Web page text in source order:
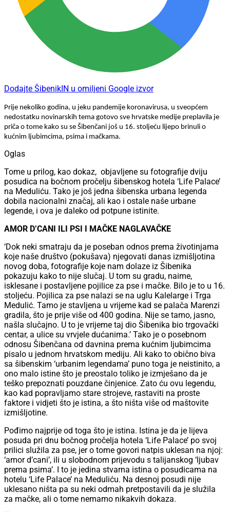
Dodajte ŠibenikIN u omiljeni Google izvor
Prije nekoliko godina, u jeku pandemije koronavirusa, u sveopćem
nedostatku novinarskih tema gotovo sve hrvatske medije preplavila je
priča o tome kako su se Šibenčani još u 16. stoljeću lijepo brinuli o
kućnim ljubimcima, psima i mačkama.
Oglas
Tome u prilog, kao dokaz, objavljene su fotografije dviju
posudica na bočnom pročelju šibenskog hotela ‘Life Palace’
na Meduliću. Tako je još jedna šibenska urbana legenda
dobila nacionalni značaj, ali kao i ostale naše urbane
legende, i ova je daleko od potpune istinite.
AMOR D’CANI ILI PSI I MAČKE NAGLAVAČKE
‘Dok neki smatraju da je poseban odnos prema životinjama
koje naše društvo (pokušava) njegovati danas izmišljotina
novog doba, fotografije koje nam dolaze iz Šibenika
pokazuju kako to nije slučaj. U tom su gradu, naime,
isklesane i postavljene pojilice za pse i mačke. Bilo je to u 16.
stoljeću. Pojilica za pse nalazi se na uglu Kalelarge i Trga
Medulić. Tamo je stavljena u vrijeme kad se palača Marenzi
gradila, što je prije više od 400 godina. Nije se tamo, jasno,
našla slučajno. U to je vrijeme taj dio Šibenika bio trgovački
centar, a ulice su vrvjele dućanima.’ Tako je o posebnom
odnosu Šibenčana od davnina prema kućnim ljubimcima
pisalo u jednom hrvatskom mediju. Ali kako to obično biva
sa šibenskim ‘urbanim legendama’ puno toga je neistinito, a
ono malo istine što je preostalo toliko je izmješano da je
teško prepoznati pouzdane činjenice. Zato ću ovu legendu,
kao kad popravljamo stare strojeve, rastaviti na proste
faktore i vidjeti što je istina, a što ništa više od maštovite
izmišljotine.
Pođimo najprije od toga što je istina. Istina je da je lijeva
posuda pri dnu bočnog pročelja hotela ‘Life Palace’ po svoj
prilici služila za pse, jer o tome govori natpis uklesan na njoj:
‘amor d’cani’, ili u slobodnom prijevodu s talijanskog ‘ljubav
prema psima’. I to je jedina stvarna istina o posudicama na
hotelu ‘Life Palace’ na Meduliću. Na desnoj posudi nije
uklesano ništa pa su neki odmah pretpostavili da je služila
za mačke, ali o tome nemamo nikakvih dokaza.